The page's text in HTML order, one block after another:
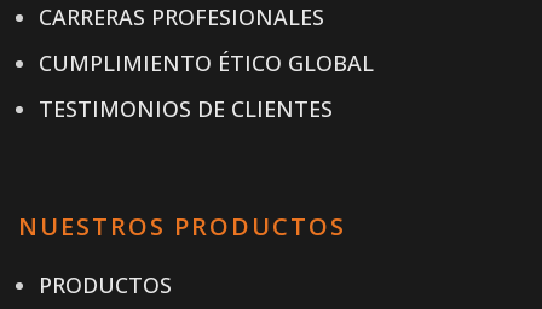
CARRERAS PROFESIONALES
CUMPLIMIENTO ÉTICO GLOBAL
TESTIMONIOS DE CLIENTES
NUESTROS PRODUCTOS
PRODUCTOS